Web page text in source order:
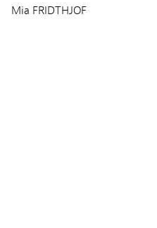
Mia FRIDTHJOF